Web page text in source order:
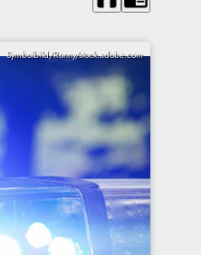
Symbolbild/Ronny/stock.adobe.com